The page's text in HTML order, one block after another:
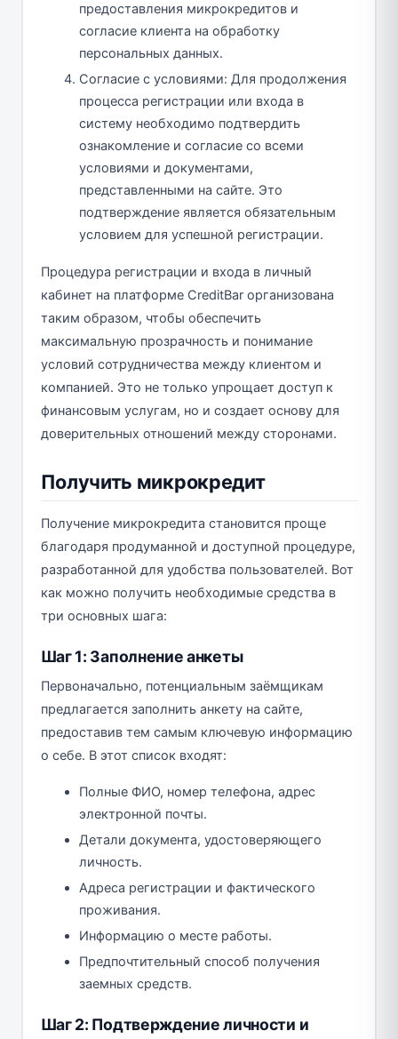
предоставления микрокредитов и
согласие клиента на обработку
персональных данных.
Согласие с условиями: Для продолжения
процесса регистрации или входа в
систему необходимо подтвердить
ознакомление и согласие со всеми
условиями и документами,
представленными на сайте. Это
подтверждение является обязательным
условием для успешной регистрации.
Процедура регистрации и входа в личный
кабинет на платформе CreditBar организована
таким образом, чтобы обеспечить
максимальную прозрачность и понимание
условий сотрудничества между клиентом и
компанией. Это не только упрощает доступ к
финансовым услугам, но и создает основу для
доверительных отношений между сторонами.
Получить микрокредит
Получение микрокредита становится проще
благодаря продуманной и доступной процедуре,
разработанной для удобства пользователей. Вот
как можно получить необходимые средства в
три основных шага:
Шаг 1: Заполнение анкеты
Первоначально, потенциальным заёмщикам
предлагается заполнить анкету на сайте,
предоставив тем самым ключевую информацию
о себе. В этот список входят:
Полные ФИО, номер телефона, адрес
электронной почты.
Детали документа, удостоверяющего
личность.
Адреса регистрации и фактического
проживания.
Информацию о месте работы.
Предпочтительный способ получения
заемных средств.
Шаг 2: Подтверждение личности и